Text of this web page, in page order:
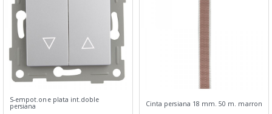
S-empot.one plata int.doble
persiana Cinta persiana 18 mm. 50 m. marron